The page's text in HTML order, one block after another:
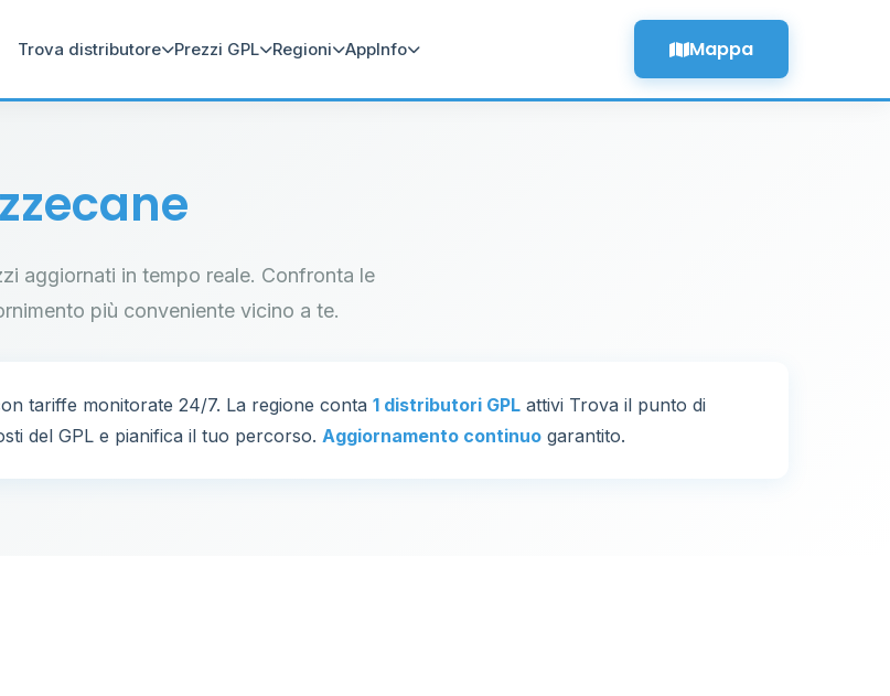
Trova distributore Prezzi GPL Regioni AppInfo Mappa
aggiornati in tempo reale. Confronta le
più conveniente vicino a te.
tariffe monitorate 24/7. La regione conta 1 distributori GPL attivi Trova il punto di
del GPL e pianifica il tuo percorso. Aggiornamento continuo garantito.